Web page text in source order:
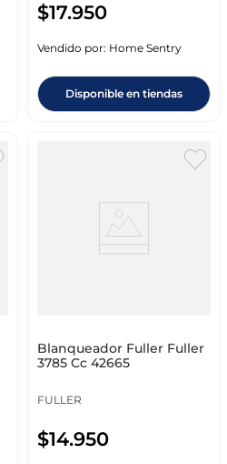
$17.950
Vendido por: Home Sentry
Disponible en tiendas
Blanqueador Fuller Fuller
3785 Cc 42665
FULLER
$14.950